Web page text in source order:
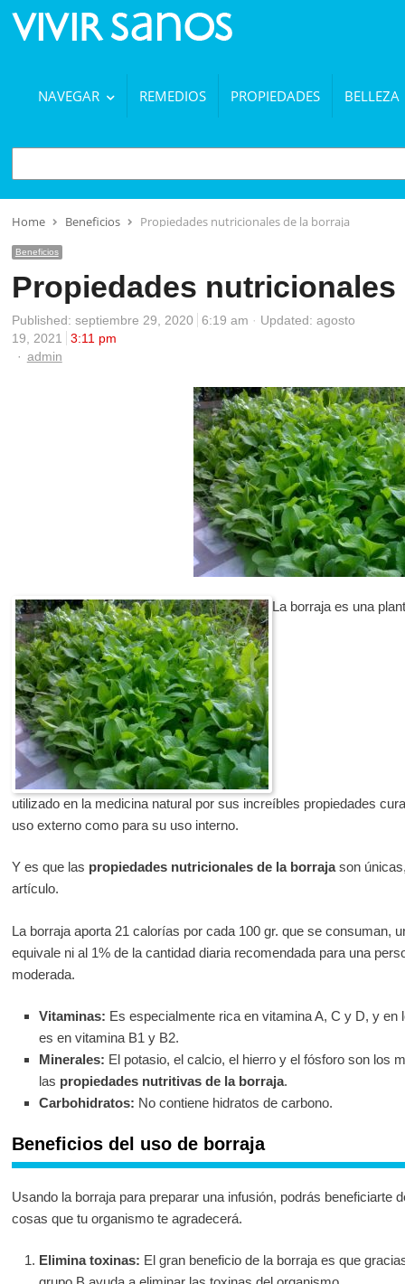
NAVEGAR REMEDIOS PROPIEDADES BELLEZA
BUSCAR
Home Beneficios Propiedades nutricionales de la borraja
Beneficios
Propiedades nutricionales
Published: septiembre 29, 2020 6:19 am
Updated: agosto
19, 2021
3:11 pm
Author
admin
La borraja es una
utilizado en la medicina natural por sus increíbles propiedades
uso externo como para su uso interno.
Y es que las propiedades nutricionales de la borrajason
artículo.
La borraja aporta 21 calorías por cada 100 gr. que se consuman,
equivale ni al 1% de la cantidad diaria recomendada para una
moderada.
Vitaminas: Es especialmente rica en vitamina A, C y D, y en
es en vitamina B1 y B2.
Minerales: El potasio, el calcio, el hierro y el fósforo son los
las propiedades nutritivas de la borraja.
Carbohidratos: No contiene hidratos de carbono.
Beneficios del uso de borraja
Usando la borraja para preparar una infusión, podrás beneficiarte
cosas que tu organismo te agradecerá.
Elimina toxinas: El gran beneficio de la borraja es que